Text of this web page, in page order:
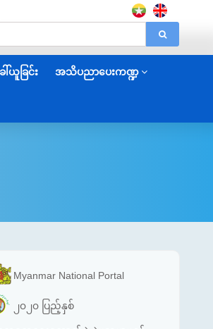
ယူခြင်း အသိပညာပေးကဏ္ဍ
Myanmar National Portal
၂၀၂၀ ပြည့်နှစ်